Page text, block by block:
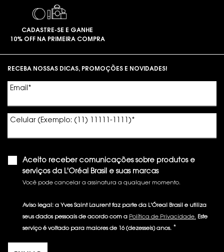
CADASTRE-SE E GANHE
10% OFF NA PRIMEIRA COMPRA
RECEBA NOSSAS DICAS, PROMOÇÕES E NOVIDADES!
Email *
Celular (Exemplo: (11) 11111-1111) *
Aceito receber comunicações sobre produtos e
serviços da L'Oréal Brasil e suas marcas
Você pode cancelar a assinatura a qualquer momento.​
Aviso legal: a Yves Saint Laurent faz parte da L'Óreal Brasil e utiliza
seus dados pessoais de acordo com a Política de Privacidade. Este
serviço é voltado para maiores de 16 (dezesseis) anos. *